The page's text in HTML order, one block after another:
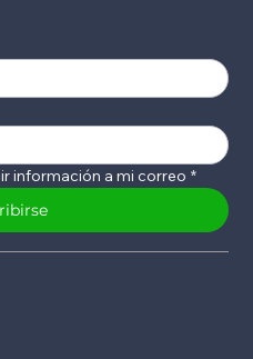
información a mi correo *